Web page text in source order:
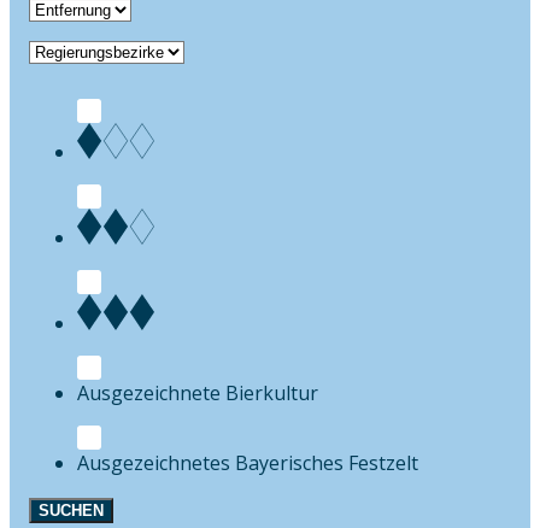
Bierkultur
Festzelt
SUCHEN